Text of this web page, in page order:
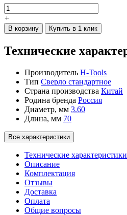
+
В корзину Купить в 1 клик
Технические
Производитель H-Tools
Тип Сверло стандартное
Страна производства Китай
Родина бренда Россия
Диаметр, мм 3.60
Длина, мм 70
Все характеристики
Технические характеристики
Описание
Комплектация
Отзывы
Доставка
Оплата
Общие вопросы